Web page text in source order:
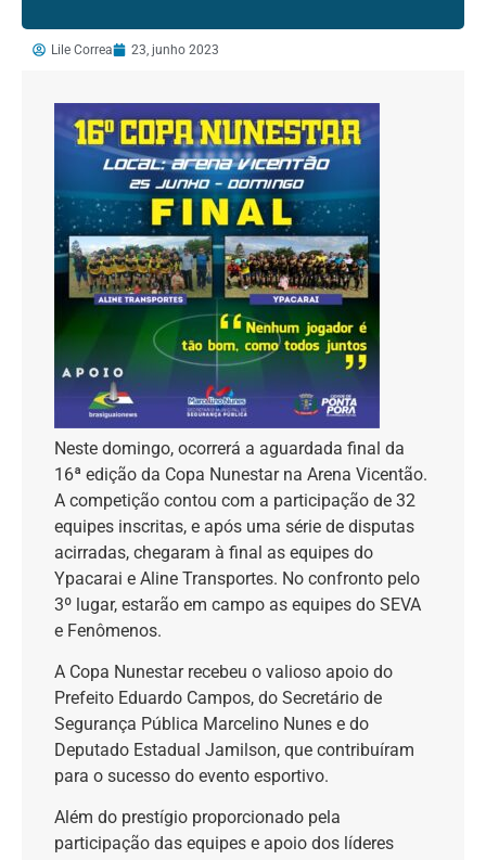
Lile Correa 23, junho 2023
Neste domingo, ocorrerá a aguardada final da
16ª edição da Copa Nunestar na Arena Vicentão.
A competição contou com a participação de 32
equipes inscritas, e após uma série de disputas
acirradas, chegaram à final as equipes do
Ypacarai e Aline Transportes. No confronto pelo
3º lugar, estarão em campo as equipes do SEVA
e Fenômenos.
A Copa Nunestar recebeu o valioso apoio do
Prefeito Eduardo Campos, do Secretário de
Segurança Pública Marcelino Nunes e do
Deputado Estadual Jamilson, que contribuíram
para o sucesso do evento esportivo.
Além do prestígio proporcionado pela
participação das equipes e apoio dos líderes